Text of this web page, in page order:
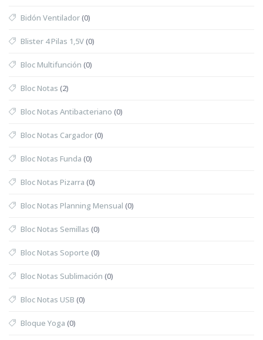
Bidón Ventilador(0)
Blister 4 Pilas 1,5V(0)
Bloc Multifunción (0)
Bloc Notas (2)
Bloc Notas Antibacteriano (0)
Bloc Notas Cargador(0)
Bloc Notas Funda (0)
Bloc Notas Pizarra (0)
Bloc Notas Planning Mensual (0)
Bloc Notas Semillas (0)
Bloc Notas Soporte (0)
Bloc Notas Sublimación (0)
Bloc Notas USB (0)
Bloque Yoga (0)